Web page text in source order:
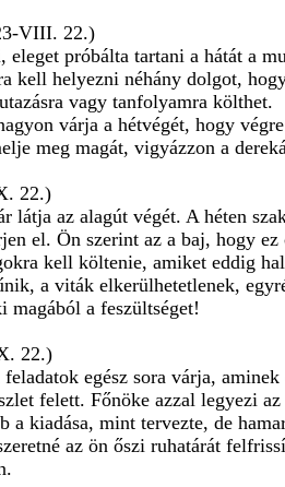
VIII. 22.)
próbálta tartani a hátát a
kell helyezni néhány dolgot,
vagy tanfolyamra költhet.
várja a hétvégét, hogy
meg magát, vigyázzon a
22.)
látja az alagút végét. A héten
el. Ön szerint az a baj, hogy
kell költenie, amiket eddig
a viták elkerülhetetlenek,
magából a feszültséget!
22.)
egész sora várja,
felett. Főnöke azzal legyezi
a kiadása, mint tervezte, de
az ön őszi ruhatárát